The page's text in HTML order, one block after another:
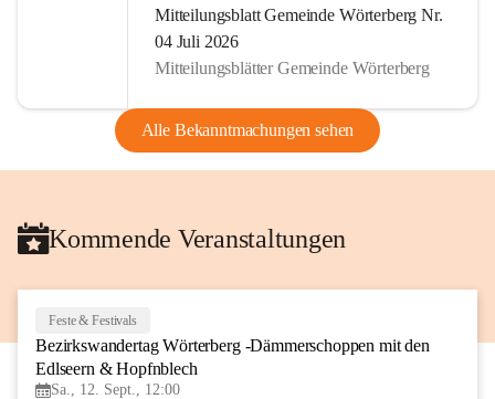
Mitteilungsblatt Gemeinde Wörterberg Nr.
04 Juli 2026
Mitteilungsblätter Gemeinde Wörterberg
Alle Bekanntmachungen sehen
Kommende Veranstaltungen
Feste & Festivals
Bezirkswandertag Wörterberg -Dämmerschoppen mit den
Edlseern & Hopfnblech
Sa., 12. Sept., 12:00